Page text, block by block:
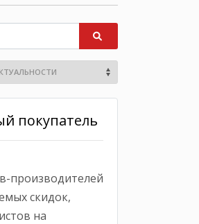
покупатель
производителей
скидок,
на